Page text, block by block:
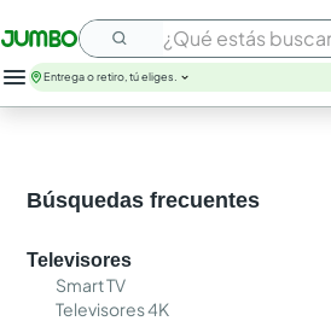
¿Qué estás buscando?
Entrega o retiro, tú eliges.
Búsquedas frecuentes
Televisores
Smart TV
Televisores 4K